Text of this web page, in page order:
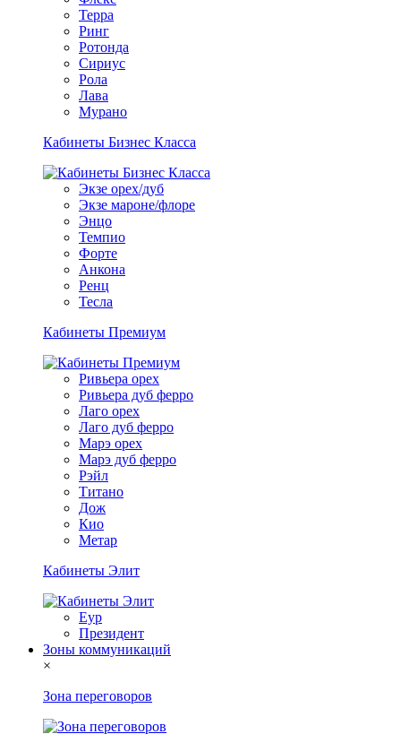
Терра
Ринг
Ротонда
Сириус
Рола
Лава
Мурано
Кабинеты Бизнес Класса
Экзе орех/дуб
Экзе мароне/флоре
Энцо
Темпио
Форте
Анкона
Ренц
Тесла
Кабинеты Премиум
Ривьера орех
Ривьера дуб ферро
Лаго орех
Лаго дуб ферро
Марэ орех
Марэ дуб ферро
Рэйл
Титано
Дож
Кио
Метар
Кабинеты Элит
Еур
Президент
Зоны коммуникаций
×
Зона переговоров